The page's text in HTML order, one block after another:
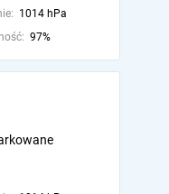
1014 hPa
97%